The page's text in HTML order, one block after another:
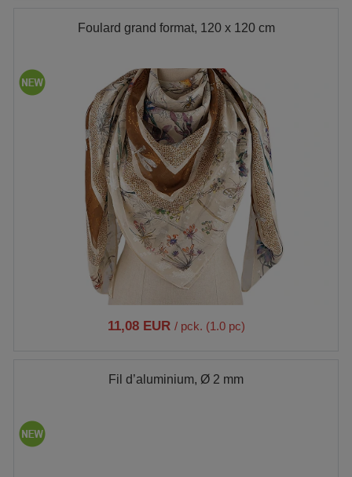
Foulard grand format, 120 x 120 cm
11,08 EUR / pck. (1.0 pc)
Fil d’aluminium, Ø 2 mm